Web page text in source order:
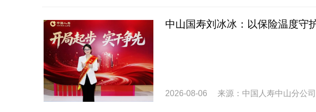
中山国寿刘冰冰：以保险温度守
2026-08-06 来源：中国人寿中山分公司